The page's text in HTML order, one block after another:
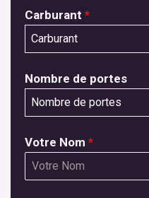
Carburant *
Carburant
Nombre de portes
Nombre de portes
Votre Nom *